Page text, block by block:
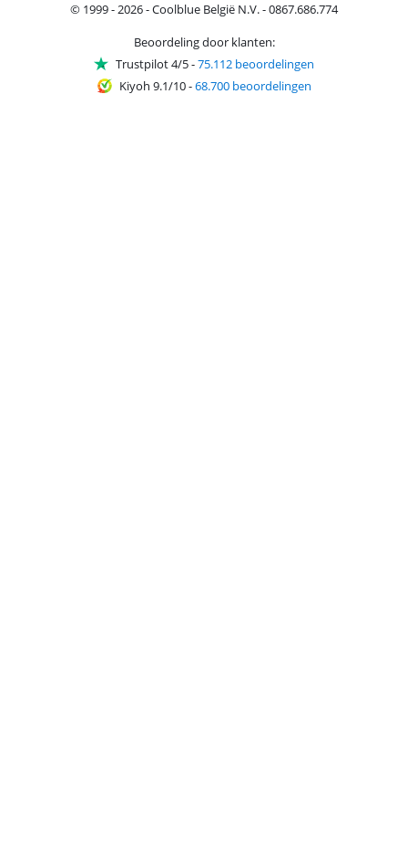
© 1999 - 2026 - Coolblue België N.V. - 0867.686.774
Beoordeling door klanten:
Trustpilot 4/5-75.112 beoordelingen
Kiyoh 9.1/10-68.700 beoordelingen